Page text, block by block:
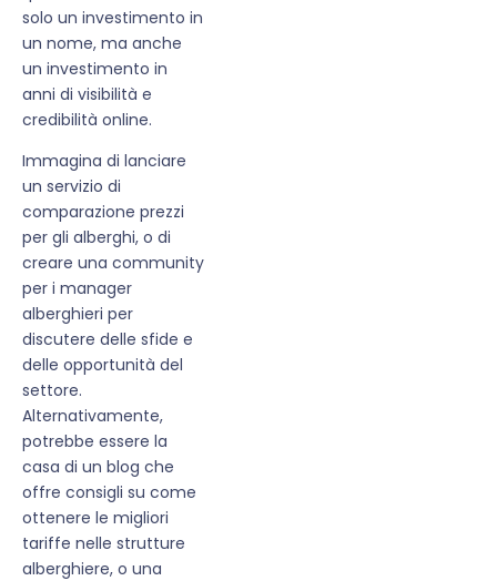
solo un investimento in
un nome, ma anche
un investimento in
anni di visibilità e
credibilità online.
Immagina di lanciare
un servizio di
comparazione prezzi
per gli alberghi, o di
creare una community
per i manager
alberghieri per
discutere delle sfide e
delle opportunità del
settore.
Alternativamente,
potrebbe essere la
casa di un blog che
offre consigli su come
ottenere le migliori
tariffe nelle strutture
alberghiere, o una